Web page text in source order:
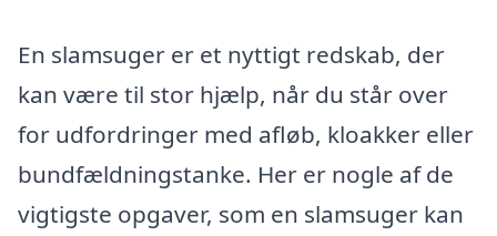
En slamsuger er et nyttigt redskab, der
kan være til stor hjælp, når du står over
for udfordringer med afløb, kloakker eller
bundfældningstanke. Her er nogle af de
vigtigste opgaver, som en slamsuger kan